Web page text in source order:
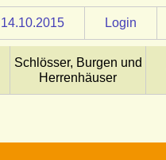
14.10.2015 Login
Schlösser, Burgen und
Herrenhäuser